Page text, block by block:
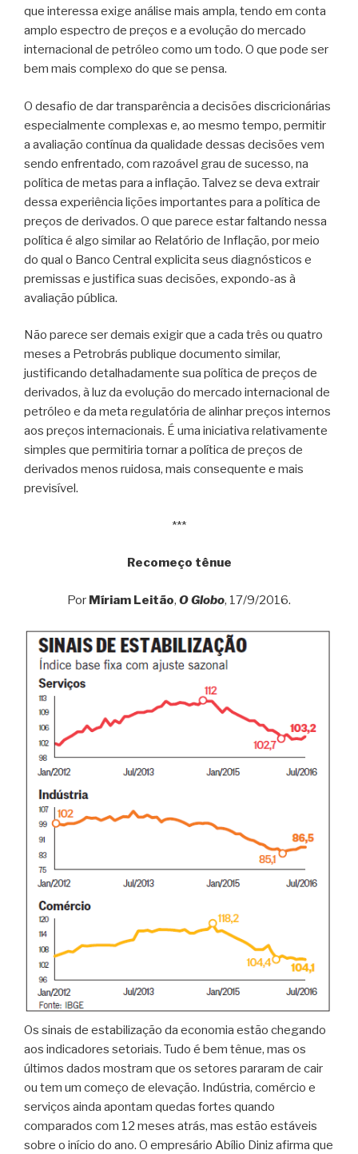
que interessa exige análise mais ampla, tendo em conta
amplo espectro de preços e a evolução do mercado
internacional de petróleo como um todo. O que pode ser
bem mais complexo do que se pensa.
O desafio de dar transparência a decisões discricionárias
especialmente complexas e, ao mesmo tempo, permitir
a avaliação contínua da qualidade dessas decisões vem
sendo enfrentado, com razoável grau de sucesso, na
política de metas para a inflação. Talvez se deva extrair
dessa experiência lições importantes para a política de
preços de derivados. O que parece estar faltando nessa
política é algo similar ao Relatório de Inflação, por meio
do qual o Banco Central explicita seus diagnósticos e
premissas e justifica suas decisões, expondo-as à
avaliação pública.
Não parece ser demais exigir que a cada três ou quatro
meses a Petrobrás publique documento similar,
justificando detalhadamente sua política de preços de
derivados, à luz da evolução do mercado internacional de
petróleo e da meta regulatória de alinhar preços internos
aos preços internacionais. É uma iniciativa relativamente
simples que permitiria tornar a política de preços de
derivados menos ruidosa, mais consequente e mais
previsível.
***
Recomeço tênue
Por Míriam Leitão, O Globo, 17/9/2016.
Os sinais de estabilização da economia estão chegando
aos indicadores setoriais. Tudo é bem tênue, mas os
últimos dados mostram que os setores pararam de cair
ou tem um começo de elevação. Indústria, comércio e
serviços ainda apontam quedas fortes quando
comparados com 12 meses atrás, mas estão estáveis
sobre o início do ano. O empresário Abílio Diniz afirma que